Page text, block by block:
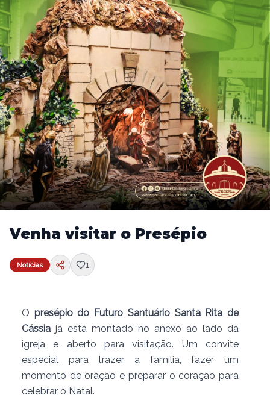
Venha visitar o Presépio
Notícias 1
O presépio do Futuro Santuário Santa Rita de
Cássia já está montado no anexo ao lado da
igreja e aberto para visitação. Um convite
especial para trazer a família, fazer um
momento de oração e preparar o coração para
celebrar o Natal.